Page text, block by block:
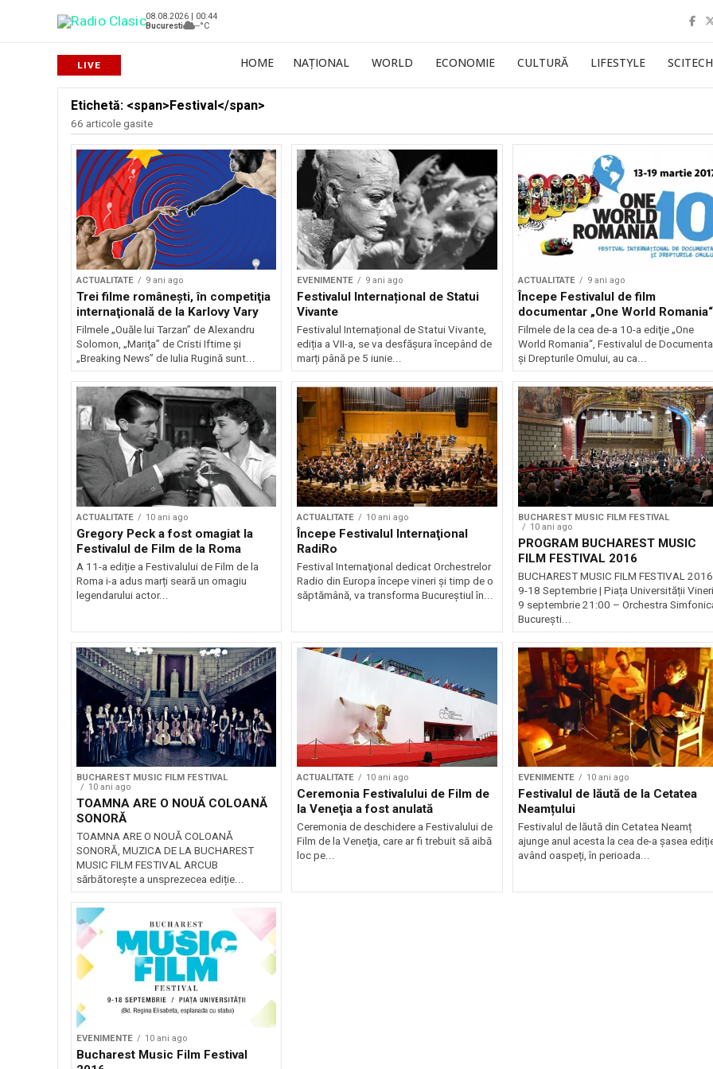
08.08.2026 | 00:44
Bucuresti
--°C
HOME NAȚIONAL WORLD ECONOMIE CULTURĂ LIFESTYLE SCITECH
Etichetă: <span>Festival</span>
66 articole gasite
ACTUALITATE 9 ani ago
Trei filme româneşti, în competiţia
internaţională de la Karlovy Vary
Filmele „Ouăle lui Tarzan” de Alexandru
Solomon, „Mariţa” de Cristi Iftime şi
„Breaking News” de Iulia Rugină sunt...
EVENIMENTE 9 ani ago
Festivalul Internațional de Statui
Vivante
Festivalul Internațional de Statui Vivante,
ediția a VII-a, se va desfășura începând de
marți până pe 5 iunie...
ACTUALITATE 9 ani ago
Începe Festivalul de film
documentar „One World Romania“
Filmele de la cea de-a 10-a ediţie „One
World Romania“, Festivalul de
şi Drepturile Omului, au ca...
ACTUALITATE 10 ani ago
Gregory Peck a fost omagiat la
Festivalul de Film de la Roma
A 11-a ediție a Festivalului de Film de la
Roma i-a adus marți seară un omagiu
legendarului actor...
ACTUALITATE 10 ani ago
Începe Festivalul Internaţional
RadiRo
Festival Internaţional dedicat Orchestrelor
Radio din Europa începe vineri şi timp de o
săptămână, va transforma Bucureştiul în...
BUCHAREST MUSIC FILM FESTIVAL
10 ani ago
PROGRAM BUCHAREST MUSIC
FILM FESTIVAL 2016
BUCHAREST MUSIC FILM FESTIVAL 2016
9-18 Septembrie | Piața Universității
9 septembrie 21:00 – Orchestra
București...
BUCHAREST MUSIC FILM FESTIVAL
10 ani ago
TOAMNA ARE O NOUĂ COLOANĂ
SONORĂ
TOAMNA ARE O NOUĂ COLOANĂ
SONORĂ, MUZICA DE LA BUCHAREST
MUSIC FILM FESTIVAL ARCUB
sărbătorește a unsprezecea ediție...
ACTUALITATE 10 ani ago
Ceremonia Festivalului de Film de
la Veneţia a fost anulată
Ceremonia de deschidere a Festivalului de
Film de la Veneţia, care ar fi trebuit să aibă
loc pe...
EVENIMENTE 10 ani ago
Festivalul de lăută de la Cetatea
Neamțului
Festivalul de lăută din Cetatea Neamț
ajunge anul acesta la cea de-a șasea
având oaspeți, în perioada...
EVENIMENTE 10 ani ago
Bucharest Music Film Festival